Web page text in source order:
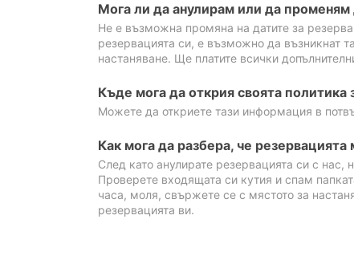
Мога ли да анулирам или да
Не е възможна промяна на датите за
резервацията си, е възможно да възникнат
настаняване. Ще платите всички
Къде мога да открия своята политика
Можете да откриете тази информация в
Как мога да разбера, че резервацията
След като анулирате резервацията си с
Проверете входящата си кутия и спам
часа, моля, свържете се с мястото за
резервацията ви.